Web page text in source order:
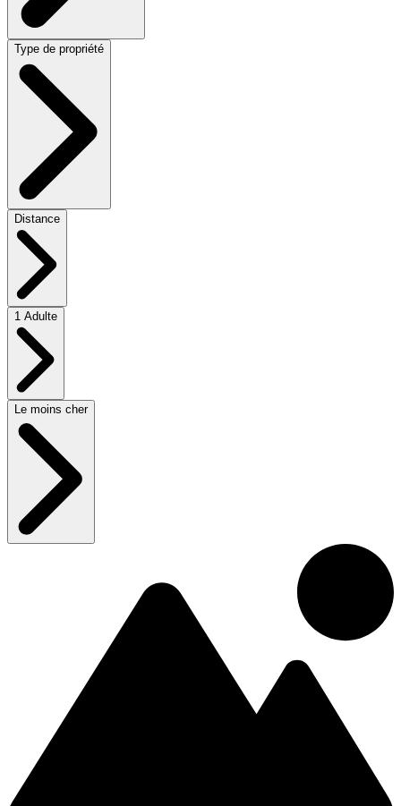
Type de propriété
Distance
1 Adulte
Le moins cher